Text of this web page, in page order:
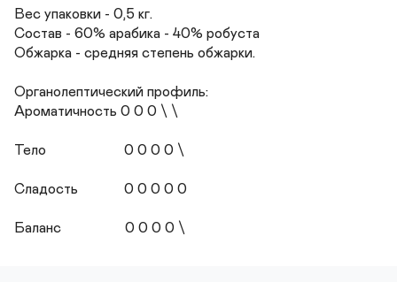
Вес упаковки - 0,5 кг.
Состав - 60% арабика - 40% робуста
Обжарка - средняя степень обжарки.
Органолептический профиль:
Ароматичность 0 0 0 \ \
Тело                      0 0 0 0 \
Сладость             0 0 0 0 0
Баланс                  0 0 0 0 \